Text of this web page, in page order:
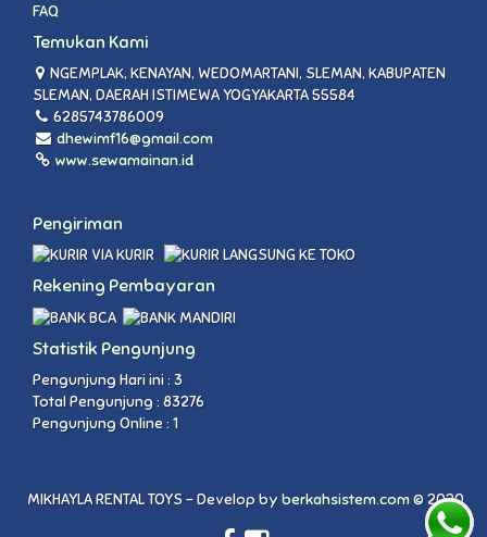
FAQ
Temukan Kami
NGEMPLAK, KENAYAN, WEDOMARTANI, SLEMAN, KABUPATEN
SLEMAN, DAERAH ISTIMEWA YOGYAKARTA 55584
6285743786009
dhewimf16@gmail.com
www.sewamainan.id
Pengiriman
VIA KURIR LANGSUNG KE TOKO
Rekening Pembayaran
Statistik Pengunjung
Pengunjung Hari ini : 3
Total Pengunjung : 83276
Pengunjung Online : 1
MIKHAYLA RENTAL TOYS - Develop byberkahsistem.com© 2020